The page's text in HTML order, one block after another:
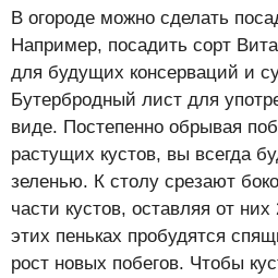
В огороде можно сделать
Например, посадить сорт
для будущих консерваций и
Бутербродный лист для
виде. Постепенно обрывая
растущих кустов, вы всегда
зеленью. К столу срезают
части кустов, оставляя от
этих пеньках пробудятся
рост новых побегов. Чтобы